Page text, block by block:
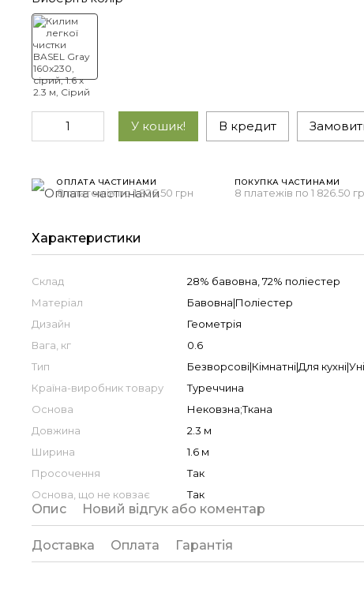
У кошик! В кредит
ОПЛАТА ЧАСТИНАМИ
8 платежів по 1 826.50 грн
ПОКУПКА ЧАСТИНАМИ
8 платежів по 1 826.50
Характеристики
Склад
28% бавовна, 72% поліестер
Матеріал
Бавовна|Поліестер
Дизайн
Геометрія
Вага, кг
0.6
Тип
Безворсові|Кімнатні|Для
Країна-виробник товару
Туреччина
Основа
Нековзна;Ткана
Довжина
2.3 м
Ширина
1.6 м
Просочення
Так
Основа, що не ковзає
Так
Опис Новий відгук або коментар
Доставка Оплата Гарантія